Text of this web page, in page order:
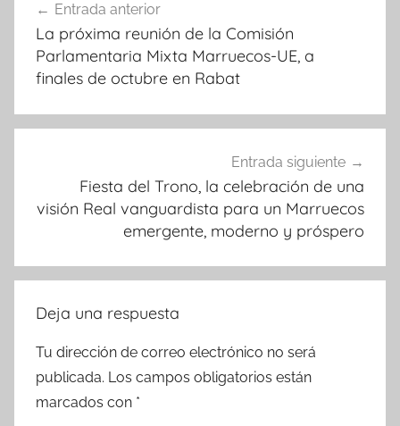
de
entradas
Entrada anterior
La próxima reunión de la Comisión
Parlamentaria Mixta Marruecos-UE, a
finales de octubre en Rabat
Entrada siguiente
Fiesta del Trono, la celebración de una
visión Real vanguardista para un Marruecos
emergente, moderno y próspero
Deja una respuesta
Tu dirección de correo electrónico no será
publicada. Los campos obligatorios están
marcados con *